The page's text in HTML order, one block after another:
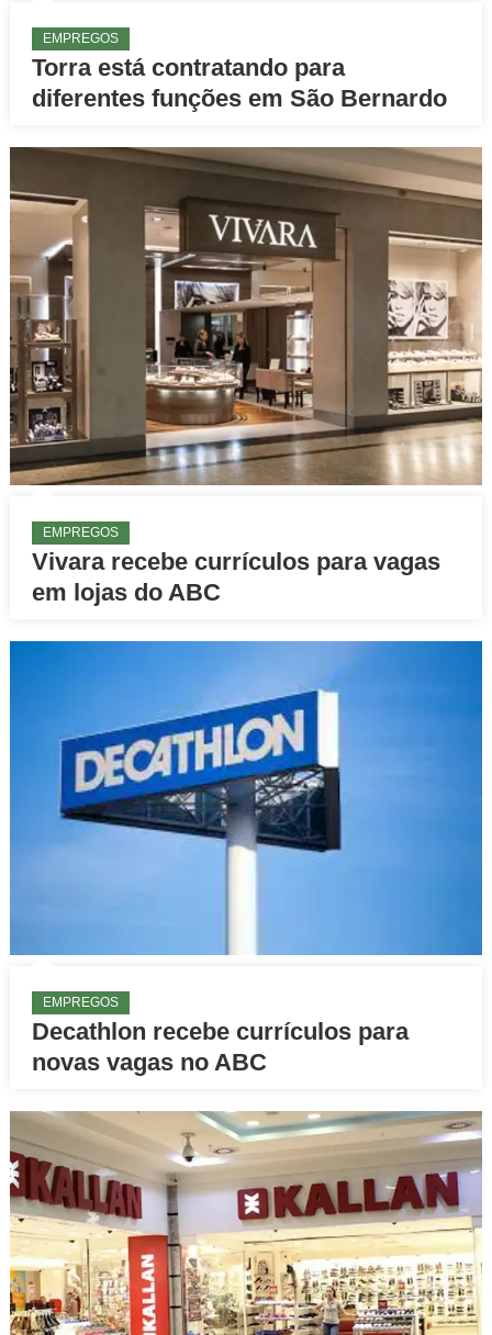
EMPREGOS
Torra está contratando para
diferentes funções em São Bernardo
EMPREGOS
Vivara recebe currículos para vagas
em lojas do ABC
EMPREGOS
Decathlon recebe currículos para
novas vagas no ABC